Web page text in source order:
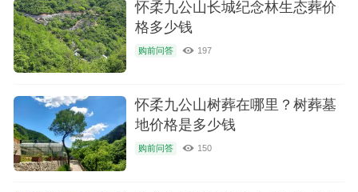
怀柔九公山长城纪念林生态葬价
格多少钱
购前问答 197
怀柔九公山树葬在哪里？树葬墓
地价格是多少钱
购前问答 150